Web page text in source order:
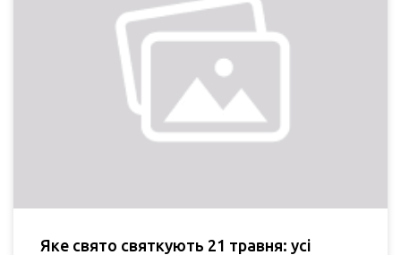
Яке свято святкують 21 травня: усі